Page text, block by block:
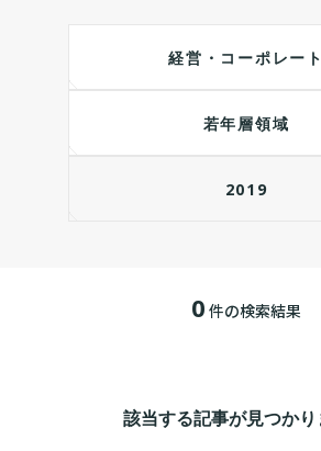
経営・コーポレート
若年層領域
2019
0 件の検索結果
該当する記事が見つか